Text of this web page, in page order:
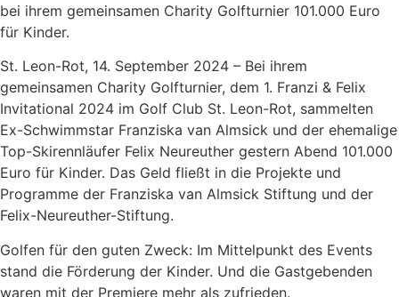
bei ihrem gemeinsamen Charity Golfturnier 101.000 Euro
für Kinder.
St. Leon-Rot, 14. September 2024 – Bei ihrem
gemeinsamen Charity Golfturnier, dem 1. Franzi & Felix
Invitational 2024 im Golf Club St. Leon-Rot, sammelten
Ex-Schwimmstar Franziska van Almsick und der ehemalige
Top-Skirennläufer Felix Neureuther gestern Abend 101.000
Euro für Kinder. Das Geld fließt in die Projekte und
Programme der Franziska van Almsick Stiftung und der
Felix-Neureuther-Stiftung.
Golfen für den guten Zweck: Im Mittelpunkt des Events
stand die Förderung der Kinder. Und die Gastgebenden
waren mit der Premiere mehr als zufrieden.